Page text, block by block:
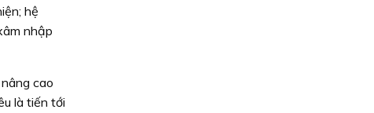
hệ
nhập
cao
là tiến tới